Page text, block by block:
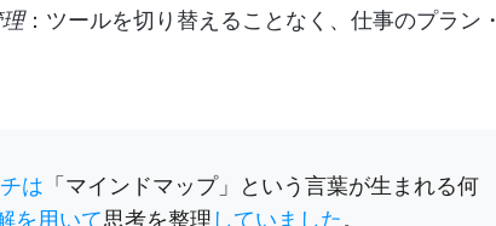
：ツールを切り替えることなく、仕事のプラン・
は 「マインドマップ」という言葉が生まれる何
を用いて思考を整理 していました。